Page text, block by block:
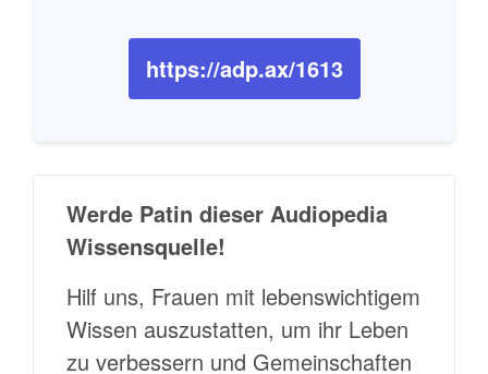
https://adp.ax/1613
Werde Patin dieser Audiopedia
Wissensquelle!
Hilf uns, Frauen mit lebenswichtigem
Wissen auszustatten, um ihr Leben
zu verbessern und Gemeinschaften